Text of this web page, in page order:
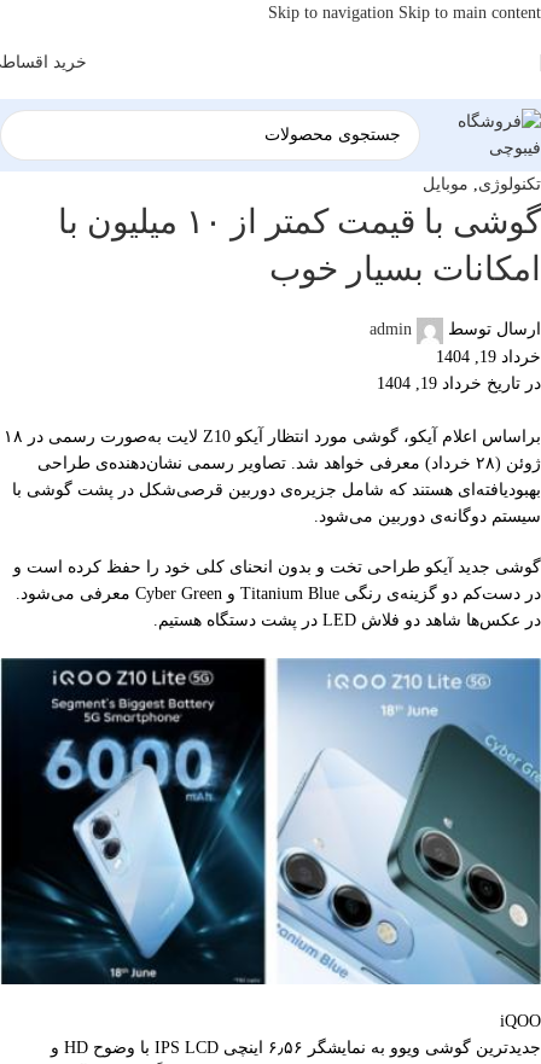
Skip to navigation Skip to main content
خرید
تکنولوژی, موبایل
گوشی با قیمت کمتر از ۱۰ میلیون با
امکانات بسیار خوب
ارسال توسط
admin
خرداد 19, 1404
در تاریخ خرداد 19, 1404
براساس اعلام آیکو، گوشی مورد انتظار آیکو Z10 لایت به‌صورت رسمی در ۱۸
ژوئن (۲۸ خرداد) معرفی خواهد شد. تصاویر رسمی نشان‌دهنده‌ی طراحی
بهبودیافته‌ای هستند که شامل جزیره‌ی دوربین قرصی‌شکل در پشت گوشی با
سیستم دوگانه‌ی دوربین می‌شود.
گوشی جدید آیکو طراحی تخت و بدون انحنای کلی خود را حفظ کرده است و
در دست‌کم دو گزینه‌ی رنگی Titanium Blue و Cyber Green معرفی می‌شود.
در عکس‌ها شاهد دو فلاش LED در پشت دستگاه هستیم.
iQOO
جدیدترین گوشی ویوو به نمایشگر ۶٫۵۶ اینچی IPS LCD با وضوح HD و